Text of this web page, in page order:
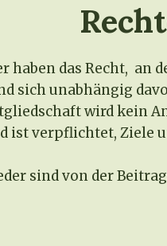
haben das Recht, an
sich unabhängig
wird kein
ist verpflichtet, Ziele
sind von der